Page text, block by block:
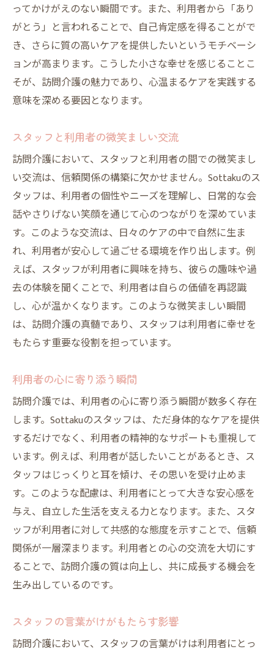
ってかけがえのない瞬間です。また、利用者から「あり
がとう」と言われることで、自己肯定感を得ることがで
き、さらに質の高いケアを提供したいというモチベーシ
ョンが高まります。こうした小さな幸せを感じることこ
そが、訪問介護の魅力であり、心温まるケアを実践する
意味を深める要因となります。
スタッフと利用者の微笑ましい交流
訪問介護において、スタッフと利用者の間での微笑まし
い交流は、信頼関係の構築に欠かせません。Sottakuのス
タッフは、利用者の個性やニーズを理解し、日常的な会
話やさりげない笑顔を通じて心のつながりを深めていま
す。このような交流は、日々のケアの中で自然に生ま
れ、利用者が安心して過ごせる環境を作り出します。例
えば、スタッフが利用者に興味を持ち、彼らの趣味や過
去の体験を聞くことで、利用者は自らの価値を再認識
し、心が温かくなります。このような微笑ましい瞬間
は、訪問介護の真髄であり、スタッフは利用者に幸せを
もたらす重要な役割を担っています。
利用者の心に寄り添う瞬間
訪問介護では、利用者の心に寄り添う瞬間が数多く存在
します。Sottakuのスタッフは、ただ身体的なケアを提供
するだけでなく、利用者の精神的なサポートも重視して
います。例えば、利用者が話したいことがあるとき、ス
タッフはじっくりと耳を傾け、その思いを受け止めま
す。このような配慮は、利用者にとって大きな安心感を
与え、自立した生活を支える力となります。また、スタ
ッフが利用者に対して共感的な態度を示すことで、信頼
関係が一層深まります。利用者との心の交流を大切にす
ることで、訪問介護の質は向上し、共に成長する機会を
生み出しているのです。
スタッフの言葉がけがもたらす影響
訪問介護において、スタッフの言葉がけは利用者にとっ